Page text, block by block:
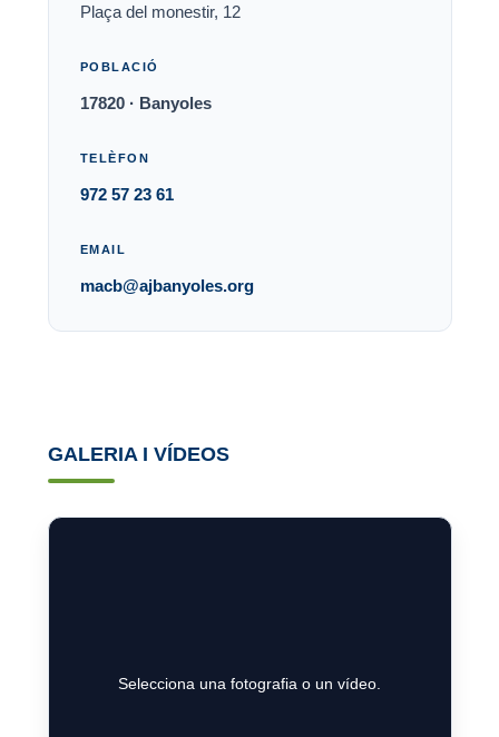
Plaça del monestir, 12
POBLACIÓ
17820 · Banyoles
TELÈFON
972 57 23 61
EMAIL
macb@ajbanyoles.org
GALERIA I VÍDEOS
Selecciona una fotografia o un vídeo.